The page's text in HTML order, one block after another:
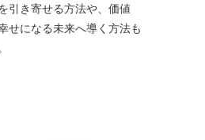
引き寄せる方法や、価値
せになる未来へ導く方法も